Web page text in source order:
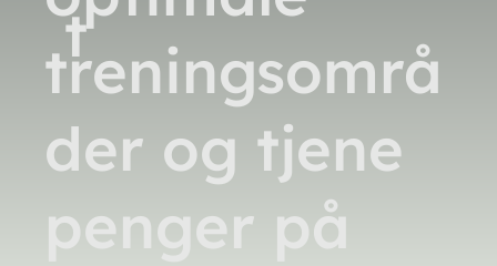
t
treningsområ
der og tjene
penger på